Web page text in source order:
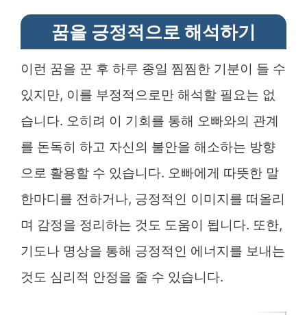
꿈을 긍정적으로 해석하기
이런 꿈을 꾼 후 하루 종일 찜찜한 기분이 들 수
있지만, 이를 부정적으로만 해석할 필요는 없
습니다. 오히려 이 기회를 통해 오빠와의 관계
를 돈독히 하고 자신의 불안을 해소하는 방향
으로 활용할 수 있습니다. 오빠에게 따뜻한 말
한마디를 전하거나, 긍정적인 이미지를 떠올리
며 감정을 정리하는 것도 도움이 됩니다. 또한,
기도나 명상을 통해 긍정적인 에너지를 보내는
것도 심리적 안정을 줄 수 있습니다.